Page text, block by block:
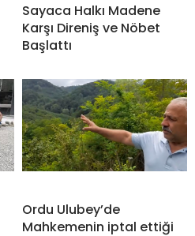
Sayaca Halkı Madene
Karşı Direniş ve Nöbet
Başlattı
Ordu Ulubey’de
Mahkemenin iptal ettiği